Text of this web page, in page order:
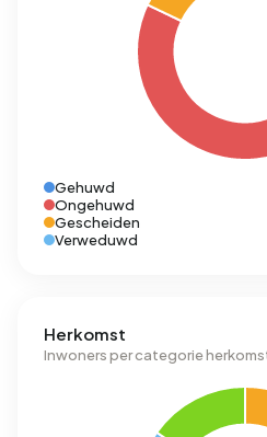
Gehuwd
Ongehuwd
Gescheiden
Verweduwd
Herkomst
Inwoners per categorie